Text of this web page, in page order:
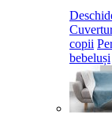
copii
bebeluși